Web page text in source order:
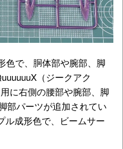
色で、胴体部や腕部、脚
（ジークアク
に右側の腰部や腕部、脚
部パーツが追加されてい
ル成形色で、ビームサー